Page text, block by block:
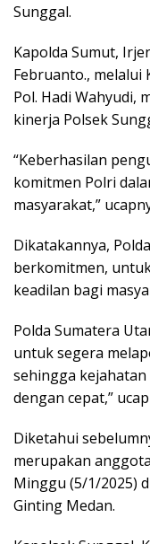
Sunggal.
Kapolda Sumut,
Februanto., melalui
Pol. Hadi Wahyudi,
kinerja Polsek
“Keberhasilan
komitmen Polri
masyarakat,”
Dikatakannya,
berkomitmen,
keadilan bagi
Polda Sumatera
untuk segera
sehingga
dengan cepat,”
Diketahui
merupakan
Minggu (5/1/2025)
Ginting Medan.